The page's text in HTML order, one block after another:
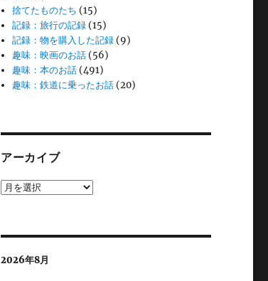
捨てたものたち (15)
記録：旅行の記録 (15)
記録：物を購入した記録 (9)
趣味：映画のお話 (56)
趣味：本のお話 (491)
趣味：鉄道に乗ったお話 (20)
アーカイブ
ア
2026年8月